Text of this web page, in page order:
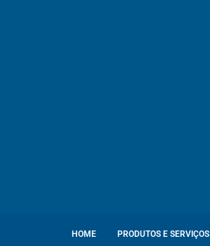
HOME PRODUTOS E SERVIÇOS